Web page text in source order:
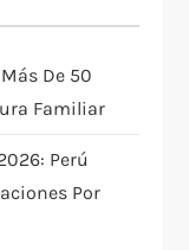
De 50
Familiar
Perú
Por